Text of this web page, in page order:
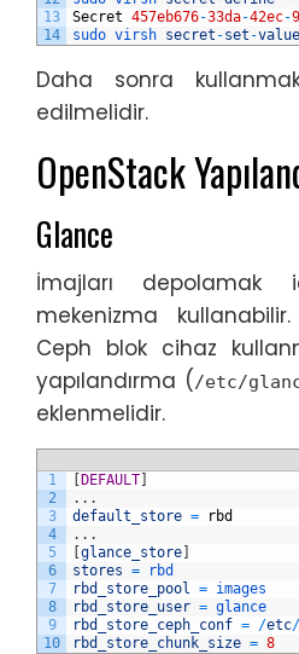
13
14
Secret 457eb676-33da-42ec-
sudo virsh secret -set -value
Daha sonra
edilmelidir.
OpenStack
Glance
İmajları
mekenizma
Ceph blok cihaz
yapılandırma (/etc/
eklenmelidir.
1
2
3
4
5
6
7
8
9
10
DEFAULT
. . .
default_store =
rbd
. . .
glance_store
stores =
rbd
rbd_store_pool = images
rbd_store_user = glance
rbd_store_ceph_conf = /etc/
rbd_store_chunk_size = 8